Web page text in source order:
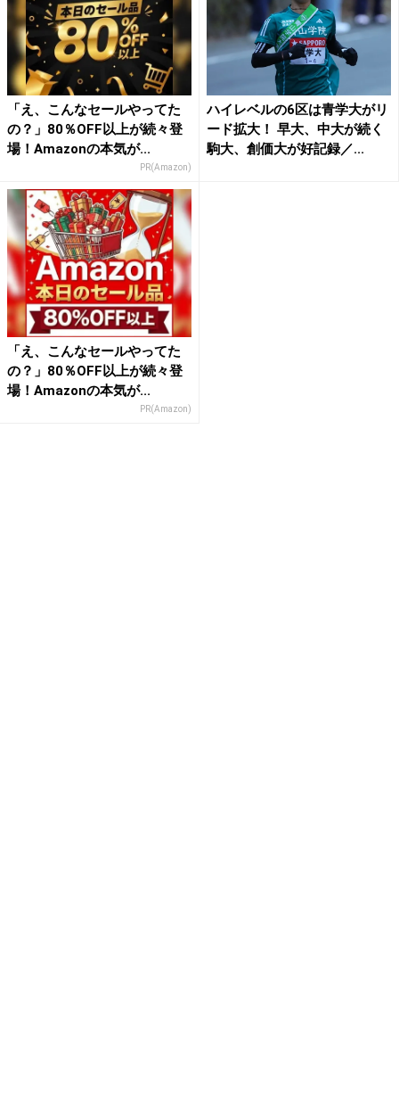
「え、こんなセールやってた
の？」80％OFF以上が続々登
場！Amazonの本気が...
PR(Amazon)
ハイレベルの6区は青学大がリ
ード拡大！ 早大、中大が続く
駒大、創価大が好記録／...
「え、こんなセールやってた
の？」80％OFF以上が続々登
場！Amazonの本気が...
PR(Amazon)